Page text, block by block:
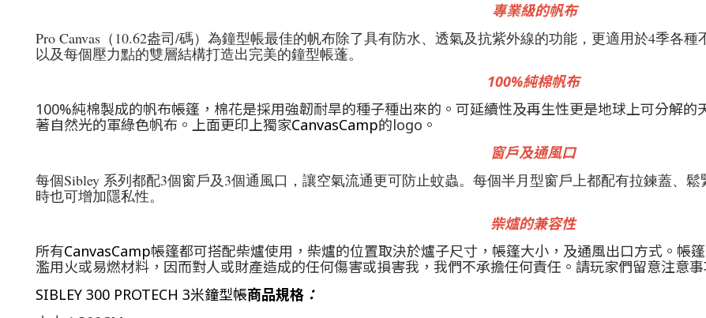
專業級的帆布
Pro Canvas（10.62盎司/碼）為鐘型帳最佳的帆布除了具有防水、透氣及抗紫外線的功能，更適用於4季各
以及每個壓力點的雙層結構打造出完美的鐘型帳蓬。
100%純棉帆布
100%純棉製成的帆布帳篷，棉花是採用強韌耐旱的種子種出來的。可延續性及再生性更是地球上可分解
著自然光的軍綠色帆布。上面更印上獨家CanvasCamp的logo。
窗戶及通風口
每個Sibley 系列都配3個窗戶及3個通風口，讓空氣流通更可防止蚊蟲。每個半月型窗戶上都配有拉鍊蓋、
時也可增加隱私性。
柴爐的兼容性
所有CanvasCamp帳篷都可搭配柴爐使用，柴爐的位置取決於爐子尺寸，帳篷大小，及通風出口方式。帳
濫用火或易燃材料，因而對人或財產造成的任何傷害或損害我，我們不承擔任何責任。請玩家們留意注意事
SIBLEY 300 PROTECH 3米鐘型帳商品規格 ：